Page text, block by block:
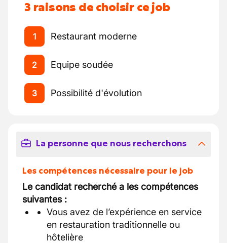
3 raisons de choisir ce job
1 Restaurant moderne
2 Equipe soudée
3 Possibilité d'évolution
La personne que nous recherchons
Les compétences nécessaire pour le job
Le candidat recherché a les compétences
suivantes :
Vous avez de l’expérience en service
en restauration traditionnelle ou
hôtelière